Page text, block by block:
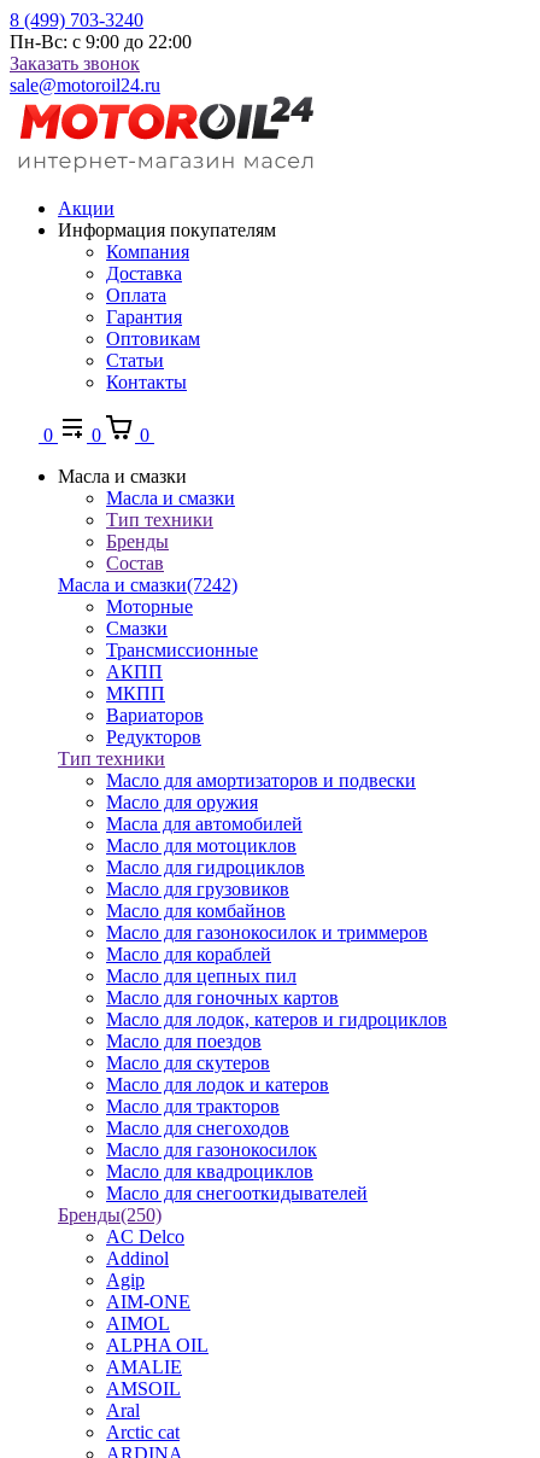
8 (499) 703-3240
Пн-Вс: с 9:00 до 22:00
Заказать звонок
sale@motoroil24.ru
Акции
Информация покупателям
Компания
Доставка
Оплата
Гарантия
Оптовикам
Статьи
Контакты
0 0
0
Масла и смазки
Масла и смазки
Тип техники
Бренды
Состав
Масла и смазки(7242)
Моторные
Смазки
Трансмиссионные
АКПП
МКПП
Вариаторов
Редукторов
Тип техники
Масло для амортизаторов и подвески
Масло для оружия
Масла для автомобилей
Масло для мотоциклов
Масло для гидроциклов
Масло для грузовиков
Масло для комбайнов
Масло для газонокосилок и триммеров
Масло для кораблей
Масло для цепных пил
Масло для гоночных картов
Масло для лодок, катеров и гидроциклов
Масло для поездов
Масло для скутеров
Масло для лодок и катеров
Масло для тракторов
Масло для снегоходов
Масло для газонокосилок
Масло для квадроциклов
Масло для снегооткидывателей
Бренды(250)
AC Delco
Addinol
Agip
AIM-ONE
AIMOL
ALPHA OIL
AMALIE
AMSOIL
Aral
Arctic cat
ARDINA